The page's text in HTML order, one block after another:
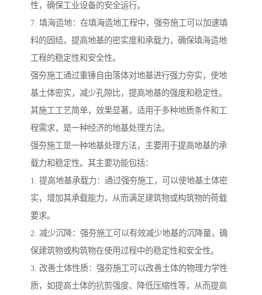
性，确保工业设备的安全运行。
7. 填海造地：在填海造地工程中，强夯施工可以加速填
料的固结，提高地基的密实度和承载力，确保填海造地
工程的稳定性和安全性。
强夯施工通过重锤自由落体对地基进行强力夯实，使地
基土体密实，减少孔隙比，提高地基的强度和稳定性。
其施工工艺简单，效果显著，适用于多种地质条件和工
程需求，是一种经济的地基处理方法。
强夯施工是一种地基处理方法，主要用于提高地基的承
载力和稳定性。其主要功能包括：
1. 提高地基承载力：通过强夯施工，可以使地基土体密
实，增加其承载能力，从而满足建筑物或构筑物的荷载
要求。
2. 减少沉降：强夯施工可以有效减少地基的沉降量，确
保建筑物或构筑物在使用过程中的稳定性和安全性。
3. 改善土体性质：强夯施工可以改善土体的物理力学性
质，如提高土体的抗剪强度、降低压缩性等，从而提高